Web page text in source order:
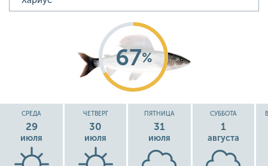
67%
СРЕДА
29
июля
ЧЕТВЕРГ
30
июля
ПЯТНИЦА
31
июля
СУББОТА
1
августа